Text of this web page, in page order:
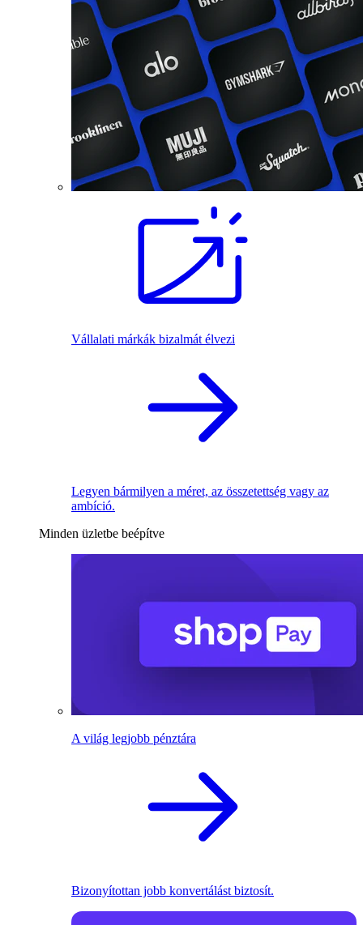
Vállalati márkák bizalmát élvezi
Legyen bármilyen a méret, az összetettség vagy az
ambíció.
Minden üzletbe beépítve
A világ legjobb pénztára
Bizonyítottan jobb konvertálást biztosít.